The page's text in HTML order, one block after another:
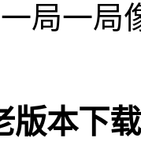
局一局
版本下